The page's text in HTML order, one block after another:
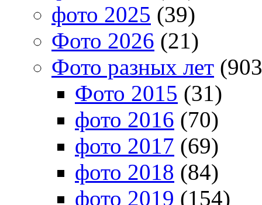
фото 2025 (39)
Фото 2026 (21)
Фото разных лет
Фото 2015 (31)
фото 2016 (70)
фото 2017 (69)
фото 2018 (84)
фото 2019 (154)